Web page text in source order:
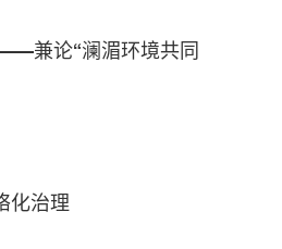
兼论“澜湄环境共同
化治理